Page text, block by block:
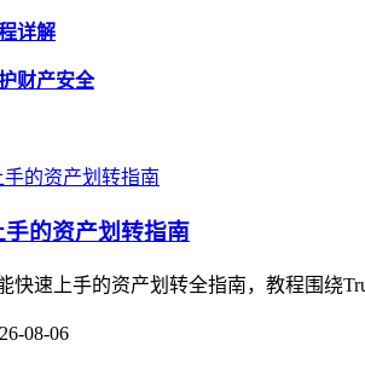
详解
财产安全
的资产划转指南
快速上手的资产划转全指南，教程围绕
08-06